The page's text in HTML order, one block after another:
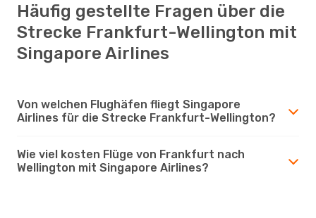
Häufig gestellte Fragen über die
Strecke Frankfurt-Wellington mit
Singapore Airlines
Von welchen Flughäfen fliegt Singapore
Airlines für die Strecke Frankfurt-Wellington?
Wie viel kosten Flüge von Frankfurt nach
Wellington mit Singapore Airlines?